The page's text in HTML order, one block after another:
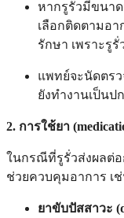
หากรูรั่วมีขนา
เลือกติดตามอ
รักษา เพราะรู
แพทย์จะนัดตรว
ยังทำงานเป็นป
2. การใช้ยา
ในกรณีที่รูรั่วส่งผลต่อ
ช่วยควบคุมอาการ เ
ยาขับปัสสาวะ